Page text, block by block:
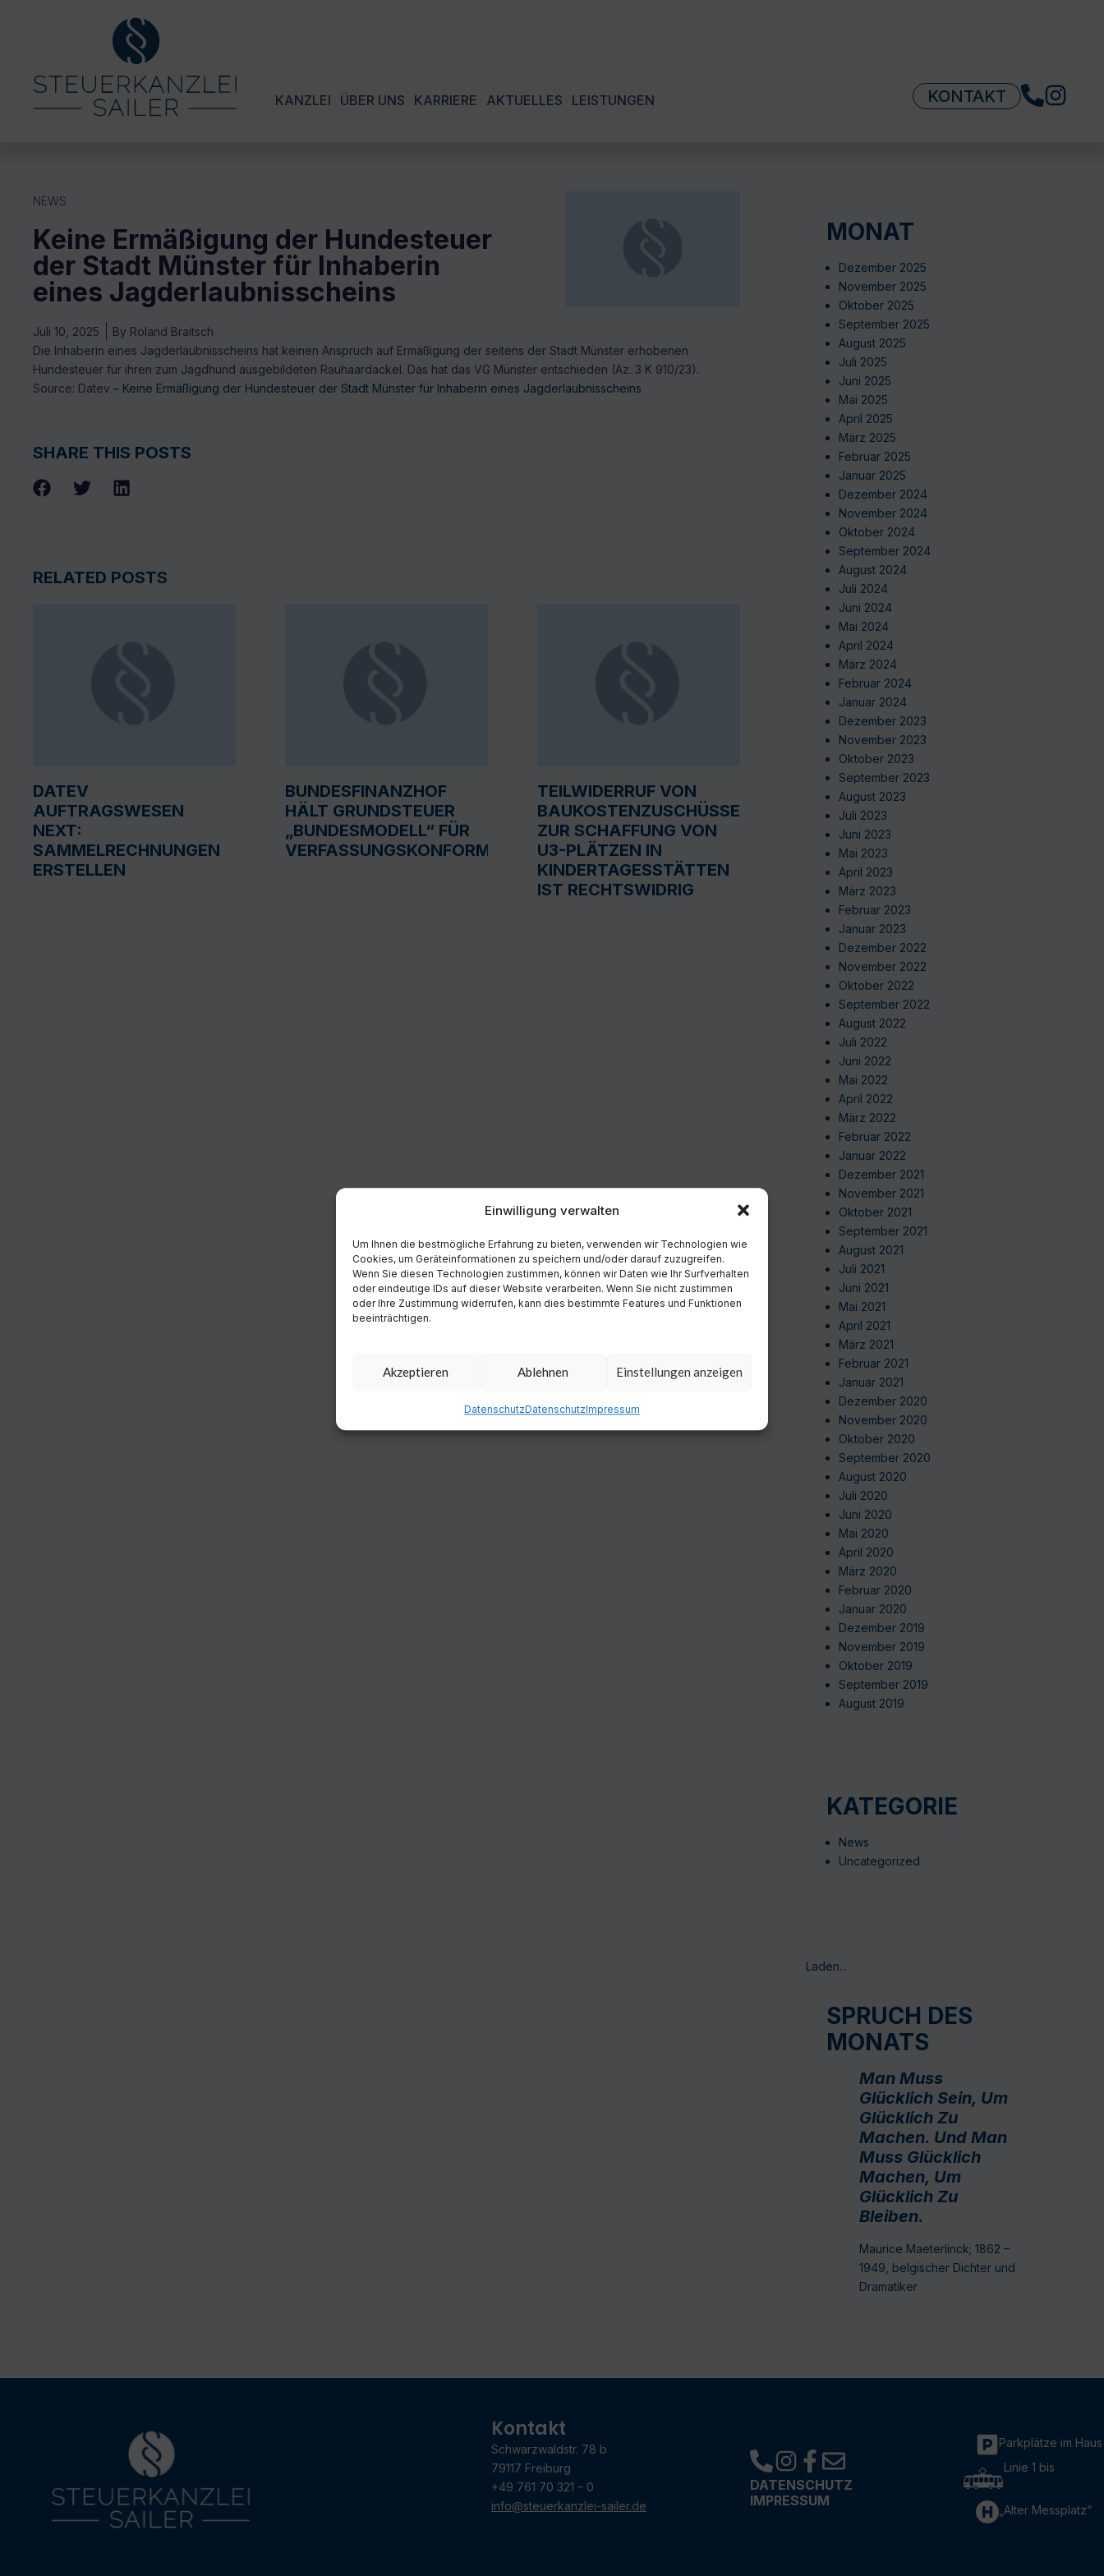
Einwilligung verwalten
Um Ihnen die bestmögliche Erfahrung zu bieten, verwenden wir Technologien wie
Cookies, um Geräteinformationen zu speichern und/oder darauf zuzugreifen.
Wenn Sie diesen Technologien zustimmen, können wir Daten wie Ihr Surfverhalten
oder eindeutige IDs auf dieser Website verarbeiten. Wenn Sie nicht zustimmen
oder Ihre Zustimmung widerrufen, kann dies bestimmte Features und Funktionen
beeinträchtigen.
Akzeptieren Ablehnen Einstellungen anzeigen
DatenschutzDatenschutzImpressum
KANZLEI ÜBER UNS KARRIERE AKTUELLES LEISTUNGEN KONTAKT
NEWS
Keine Ermäßigung der Hundesteuer
der Stadt Münster für Inhaberin
eines Jagderlaubnisscheins
Juli 10, 2025 By Roland Braitsch
Die Inhaberin eines Jagderlaubnisscheins hat keinen Anspruch auf Ermäßigung der seitens der Stadt Münster erhobenen
Hundesteuer für ihren zum Jagdhund ausgebildeten Rauhaardackel. Das hat das VG Münster entschieden (Az. 3 K 910/23).
Source: Datev – Keine Ermäßigung der Hundesteuer der Stadt Münster für Inhaberin eines Jagderlaubnisscheins
SHARE THIS POSTS
RELATED POSTS
DATEV
AUFTRAGSWESEN
NEXT:
SAMMELRECHNUNGEN
ERSTELLEN
BUNDESFINANZHOF
HÄLT GRUNDSTEUER
„BUNDESMODELL“ FÜR
VERFASSUNGSKONFORM
TEILWIDERRUF VON
BAUKOSTENZUSCHÜSSEN
ZUR SCHAFFUNG VON
U3-PLÄTZEN IN
KINDERTAGESSTÄTTEN
IST RECHTSWIDRIG
MONAT
Dezember 2025
November 2025
Oktober 2025
September 2025
August 2025
Juli 2025
Juni 2025
Mai 2025
April 2025
März 2025
Februar 2025
Januar 2025
Dezember 2024
November 2024
Oktober 2024
September 2024
August 2024
Juli 2024
Juni 2024
Mai 2024
April 2024
März 2024
Februar 2024
Januar 2024
Dezember 2023
November 2023
Oktober 2023
September 2023
August 2023
Juli 2023
Juni 2023
Mai 2023
April 2023
März 2023
Februar 2023
Januar 2023
Dezember 2022
November 2022
Oktober 2022
September 2022
August 2022
Juli 2022
Juni 2022
Mai 2022
April 2022
März 2022
Februar 2022
Januar 2022
Dezember 2021
November 2021
Oktober 2021
September 2021
August 2021
Juli 2021
Juni 2021
Mai 2021
April 2021
März 2021
Februar 2021
Januar 2021
Dezember 2020
November 2020
Oktober 2020
September 2020
August 2020
Juli 2020
Juni 2020
Mai 2020
April 2020
März 2020
Februar 2020
Januar 2020
Dezember 2019
November 2019
Oktober 2019
September 2019
August 2019
KATEGORIE
News
Uncategorized
Laden...
SPRUCH DES
MONATS
Man Muss
Glücklich Sein, Um
Glücklich Zu
Machen. Und Man
Muss Glücklich
Machen, Um
Glücklich Zu
Bleiben.
Maurice Maeterlinck; 1862 –
1949, belgischer Dichter und
Dramatiker
Kontakt
Schwarzwaldstr. 78 b
79117 Freiburg
+49 761 70 321 – 0
info@steuerkanzlei-sailer.de
DATENSCHUTZ
IMPRESSUM
Parkplätze im Haus
Linie 1 bis
„Alter Messplatz“